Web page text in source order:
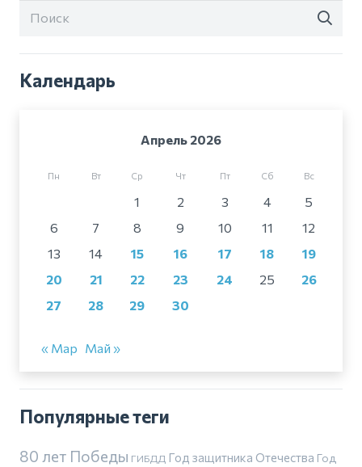
Календарь
Апрель 2026
Пн Вт Ср Чт Пт Сб Вс
1 2 3 4
5
6
7 8 9 10 11
12
13
14 15 16 17 18
19
20
21 22 23 24 25
26
27
28 29 30
« Мар Май »
Популярные теги
80 лет Победы ГИБДД Год защитника Отечества Год